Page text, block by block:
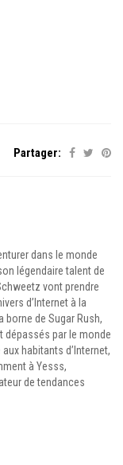
Partager:
dans le monde
légendaire talent de
vont prendre
d’Internet à la
borne de Sugar Rush,
dépassés par le monde
habitants d’Internet,
à Yesss,
de tendances